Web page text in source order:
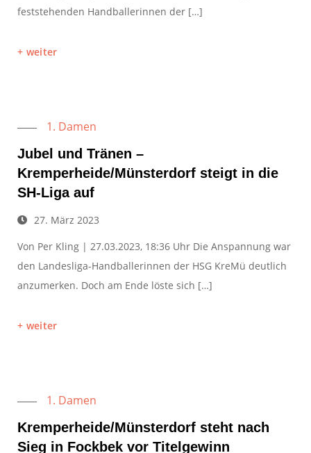
feststehenden Handballerinnen der […]
weiter
1. Damen
Jubel und Tränen –
Kremperheide/Münsterdorf steigt in die
SH-Liga auf
27. März 2023
Von Per Kling | 27.03.2023, 18:36 Uhr Die Anspannung war
den Landesliga-Handballerinnen der HSG KreMü deutlich
anzumerken. Doch am Ende löste sich […]
weiter
1. Damen
Kremperheide/Münsterdorf steht nach
Sieg in Fockbek vor Titelgewinn